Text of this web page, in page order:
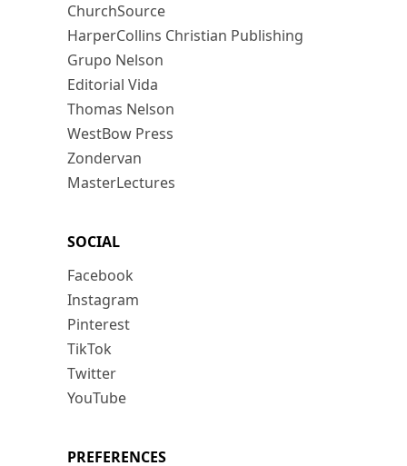
ChurchSource
HarperCollins Christian Publishing
Grupo Nelson
Editorial Vida
Thomas Nelson
WestBow Press
Zondervan
MasterLectures
SOCIAL
Facebook
Instagram
Pinterest
TikTok
Twitter
YouTube
PREFERENCES